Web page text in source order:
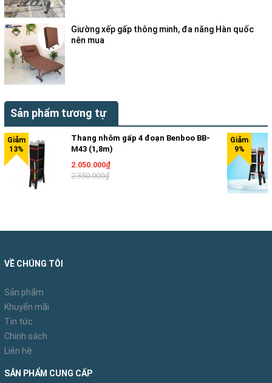
khóa tự động sẽ tự chốt lại.
Thang có đai nhựa màu xanh bao quanh ống thang và
chân đế cao su đã có sự cải tiến nhằm đảm bảo sự
Giường xếp gấp thông minh, đa năng Hàn quốc
nên mua
Sản phẩm tương tự
Thang nhôm gấp 4 đoạn Benboo BB-
M43 (1,8m)
2.050.000₫
2.350.000₫
VỀ CHÚNG TÔI
Sản phẩm
Khuyến mãi
Tin tức
Chính sách
Liên hệ
SẢN PHẨM CUNG CẤP